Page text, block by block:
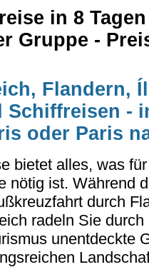
in 8
Gruppe -
Flandern,
Schiffreisen -
oder Paris
bietet alles, was
nötig ist. Während
durch
radeln Sie
unentdeckte